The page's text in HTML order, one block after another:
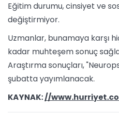
Eğitim durumu, cinsiyet ve
değiştirmiyor.
Uzmanlar, bunamaya karşı
kadar muhteşem sonuç
Araştırma sonuçları,
şubatta yayımlanacak.
KAYNAK://